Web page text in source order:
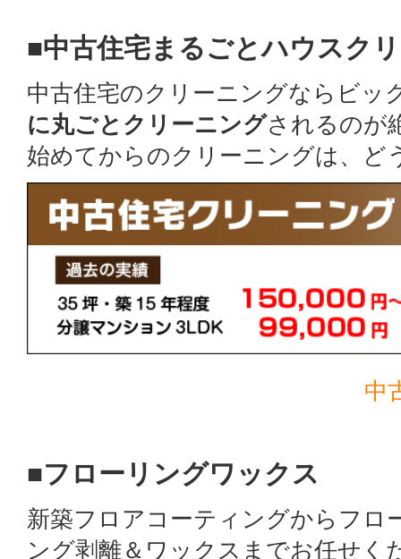
■中古住宅まるごとハウスク
中古住宅のクリーニングならビッ
に丸ごとクリーニングされるのが
始めてからのクリーニングは、ど
中
■フローリングワックス
新築フロアコーティングからフロ
ング剥離＆ワックスまでお任せく